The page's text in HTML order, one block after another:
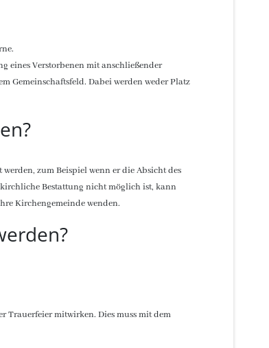
eines Verstorbenen mit anschließender
Gemeinschaftsfeld. Dabei werden weder Platz
zum Beispiel wenn er die Absicht des
Bestattung nicht möglich ist, kann
Kirchengemeinde wenden.
Trauerfeier mitwirken. Dies muss mit dem